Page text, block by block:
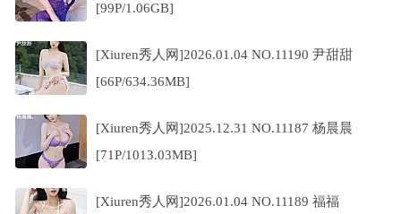
[99P/1.06GB]
[Xiuren秀人网]2026.01.04 NO.11190 尹甜甜
[66P/634.36MB]
[Xiuren秀人网]2025.12.31 NO.11187 杨晨晨
[71P/1013.03MB]
[Xiuren秀人网]2026.01.04 NO.11189 福福